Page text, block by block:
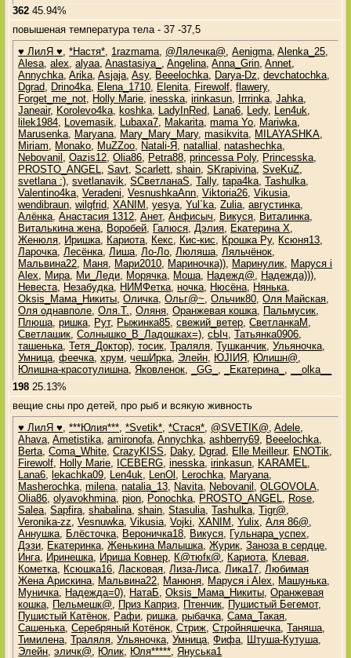
362 45.94%
повышеная температура тела - 37 -37,5
♥ ЛилЯ ♥,*Настя*, 1razmama, @Лялечка@,Aenigma,Alenka_25,
Alesa,alex,alyaa,Anastasiya_ ,Angelina,Anna_Grin,Annet,
Annychka,Arika,Asjaja,Asy, Beeelochka, Darya-Dz,devchatochka,
Dgrad, Drino4ka, Elena_1710, Elenita, Firewolf,flawery,
Forget_me_not, Holly Marie,inesska,irinkasun, Irrrinka,Jahka,
Janeair, Korolevo4ka, koshka, LadyInRed, Lana6, Ledy, Len4uk,
lilek1984, Lovemasik, Lubaxa7, Makarita,mama Yo, Mariwka,
Marusenka, Maryana, Mary_Mary_Mary,masikvita, MILAYASHKA,
Miriam, Monako, MuZZoo, Natali-Я,natallial ,natashechka,
Nebovanil ,Oazis12,Olia86, Petra88,princessa Poly, Princesska,
PROSTO_ANGEL,Savt,Scarlett,shain,SKrapivina,SveKuZ,
svetlana :),svetlanavik,SСветланаS,Tally,tapa4ka,Tashulka,
Valentino4ka,Veradeni,VesnushkaAnn,Viktoria26,Vikusia,
wendibraun,wilgfrid,XANIM ,yesya,Yul`ka,Zulia,августинка,
Алёнка,Анастасия 1312,Анет,Анфисыч, Викуся, Виталинка,
Виталькина жена, Воробей, Галюся,Дэлия, Екатерина Х,
Женюля, Иришка, Кариота, Кекс, Кис-кис, Крошка Ру, Ксюня13,
Ларочка,Лесёнка,Лиша,Ло-Ло,Люляша,Ляльчёнок,
Мальвина22, Маня, Мари2010, Мариночка)), Маринулик, Маруся i
Alex, Мира, Ми_Леди, Морячка, Моша, Надежд@, Надежда))),
Невеста, Незабудка, НИМФетка,ночка, Нюсёна, Нянька,
Оksis_Мама_Никиты,Оличка,Ольг@~,Ольчик80,Оля Майская,
Оля однавполе,Оля.Т.,Оляня,Оранжевая кошка, Пальмусик,
Плюша,ришка, Рут, Рыжинка85,свежий_ветер,СветланкаМ ,
Светлашик,Солнышко_В_Ладошках=),сЫч,Татьянка0906,
ташенька,Тетя_Доктор),тосик,Траляля,Тушканчик,Ульяночка,
Умница,феечка,хрум,чешИрка, Элейн, ЮJIИЯ, Юлишн@,
Юлишна-красотулишна,Яковленок, _GG_ , _Екатерина_ ,
__olka__
198 25.13%
вещие сны про детей, про рыб и всякую живность
♥ ЛилЯ ♥,***Юлия***,*Svetik*,*Стася*, @SVETIK@,Adele,
Ahava,Ametistika,amironofa,Annychka,ashberry69, Beeelochka,
Berta,Coma_White,CrazyKISS, Daky, Dgrad, Elle Meilleur, ENOTik,
Firewolf, Holly Marie, ICEBERG,inesska,irinkasun, KARAMEL,
Lana6, lekachka09, Len4uk, LenOl , Lerochka, Maryana,
Masherochka,milena,natalia_13, Navita, Nebovanil ,OLGOVOLA,
Olia86,olyavokhmina,pion, Ponochka, PROSTO_ANGEL, Rose,
Salea,Sapfira,shabalina,shain,Stasulia,Tashulka,Tigr@,
Veronika-zz,Vesnuwka,Vikusia,Vojki,XANIM ,Yulix,Аля 86@,
Аннушка, Блёсточка, Вероничка18, Викуся, Гульнара_успех,
Дэзи, Екатеринка,Женькина Малышка,Журик,Заноза в сердце,
Инга, Иринешка, Ириша Ковнер, К@тюfк@, Кариота, Клевая,
Кометка, Ксюшка16,Ласковая,Лиза-Лиса,Лика17,Любимая
Жена Арискина, Мальвина22, Манюня, Маруся i Alex, Машунька,
Муничка, Надежда=0), НатаБ,Оksis_Мама_Никиты,Оранжевая
кошка, Пельмешк@, Приз Каприз, Птенчик, Пушистый Бегемот,
Пушистый Катёнок, Рафи,ришка,рыбачка,Сама_Такая,
Сашенька,Серебряный Котёнок,Стриж,Стройняшечка,Таняша,
Тимилена,Траляля,Ульяночка,Умница,Фифа, Штуша-Кутуша,
Элейн,эличк@, Юлик, Юля*****,Януська1